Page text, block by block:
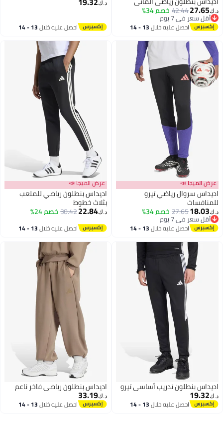
42.44خصم 34%
في 7 يوم
في 7 يوم
احصل عليه خلال 13 - 14 احصل عليه خلال 13 - 14
📣
سروال رياضي تيرو
27.65خصم 34%
في 7 يوم
في 7 يوم
احصل عليه خلال 13 - 14
عرض الميجا 📣
اديداس بنطلون رياضي للملعب
بثلاث خطوط
22.84
30.42خصم 24%
احصل عليه خلال 13 - 14
بنطلون تدريب أساسي تيرو
احصل عليه خلال 13 - 14
اديداس بنطلون رياضي فاخر ناعم
33.19
احصل عليه خلال 13 - 14